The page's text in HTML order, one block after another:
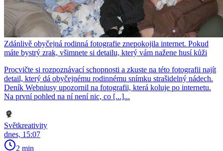
Zdánlivě obyčejná rodinná fotografie znepokojila internet. Pokud
máte bystrý zrak, všimnete si detailu, který vám nažene husí kůži
Procvičte si rozpoznávací schopnosti a zkuste na této fotografii najít
detail, který dá obyčejnému rodinnému snímku strašidelný nádech.
Deník Webniusy upozornil na fotografii, která koluje po internetu.
Na první pohled na ní není nic, co [...]...
Světkreativity
dnes, 15:07
2 min